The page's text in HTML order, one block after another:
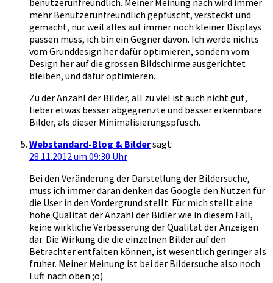
benutzerunfreundlich. Meiner Meinung nach wird immer
mehr Benutzerunfreundlich gepfuscht, versteckt und
gemacht, nur weil alles auf immer noch kleiner Displays
passen muss, ich bin ein Gegner davon. Ich werde nichts
vom Grunddesign her dafür optimieren, sondern vom
Design her auf die grossen Bildschirme ausgerichtet
bleiben, und dafür optimieren.
Zu der Anzahl der Bilder, all zu viel ist auch nicht gut,
lieber etwas besser abgegrenzte und besser erkennbare
Bilder, als dieser Minimalisierungspfusch.
Webstandard-Blog & Bildersagt:
28.11.2012 um 09:30 Uhr
Bei den Veränderung der Darstellung der Bildersuche,
muss ich immer daran denken das Google den Nutzen für
die User in den Vordergrund stellt. Für mich stellt eine
höhe Qualität der Anzahl der Bidler wie in diesem Fall,
keine wirkliche Verbesserung der Qualität der Anzeigen
dar. Die Wirkung die die einzelnen Bilder auf den
Betrachter entfalten können, ist wesentlich geringer als
früher. Meiner Meinung ist bei der Bildersuche also noch
Luft nach oben ;o)